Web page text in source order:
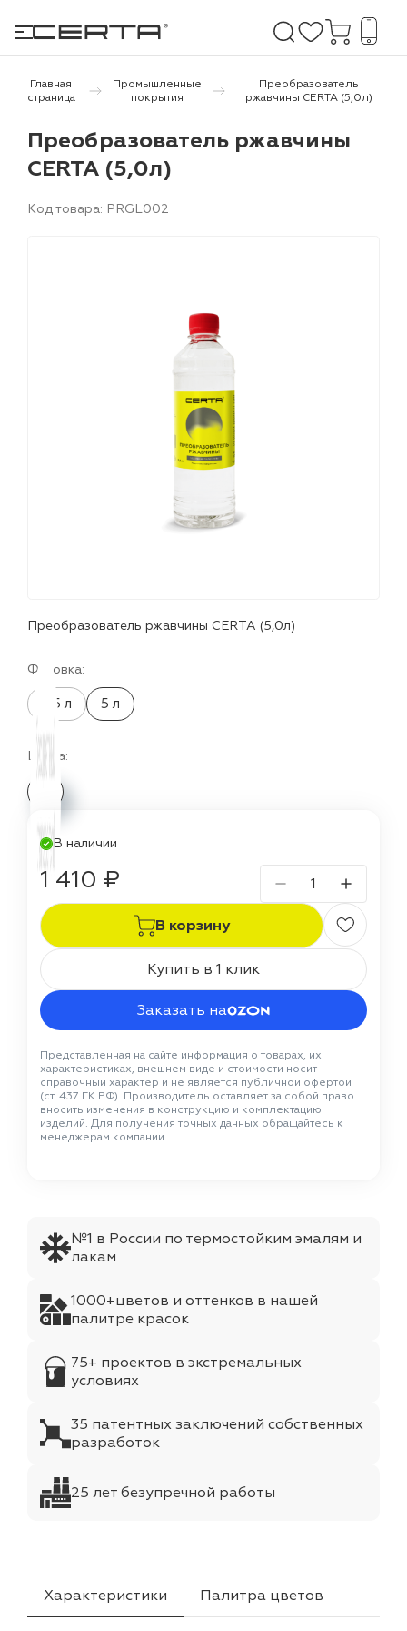
покрытия
и дачи
Главная
страница
Промышленные
покрытия
Преобразователь
ржавчины CERTA (5,0л)
Преобразователь ржавчины
CERTA (5,0л)
Код товара: PRGL002
Преобразователь ржавчины CERTA (5,0л)
Фасовка:
0.5 л 5 л
Цвета:
В наличии
1 410 ₽
В корзину
Купить в 1 клик
Заказать на
Представленная на сайте информация о товарах, их
характеристиках, внешнем виде и стоимости носит
справочный характер и не является публичной офертой
(ст. 437 ГК РФ). Производитель оставляет за собой право
вносить изменения в конструкцию и комплектацию
изделий. Для получения точных данных обращайтесь к
менеджерам компании.
№1 в России по термостойким эмалям и
лакам
1000+цветов и оттенков в нашей
палитре красок
75+ проектов в экстремальных
условиях
35 патентных заключений собственных
разработок
25 лет безупречной работы
Характеристики Палитра цветов